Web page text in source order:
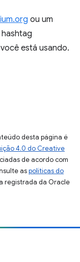
ou um
está usando.
desta página é
4.0 do Creative
de acordo com
aspolíticas do
registrada da Oracle